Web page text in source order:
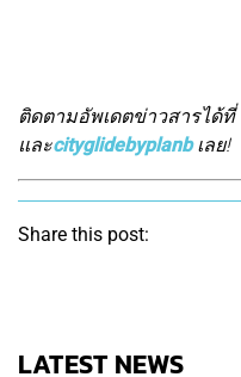
ติดตามอัพเดตข่าวสารได้ที่
และcityglidebyplanb เลย!
Share this post:
LATEST NEWS